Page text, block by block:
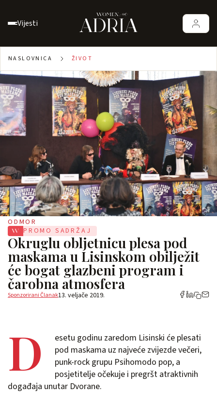
Vijesti
NASLOVNICA ŽIVOT
ODMOR
PROMO SADRŽAJ
Okruglu obljetnicu plesa pod
maskama u Lisinskom obilježit
će bogat glazbeni program i
čarobna atmosfera
Sponzorirani Članak13. veljače 2019.
D
esetu godinu zaredom Lisinski će plesati
pod maskama uz najveće zvijezde večeri,
punk-rock grupu Psihomodo pop, a
posjetitelje očekuje i pregršt atraktivnih
događaja unutar Dvorane.